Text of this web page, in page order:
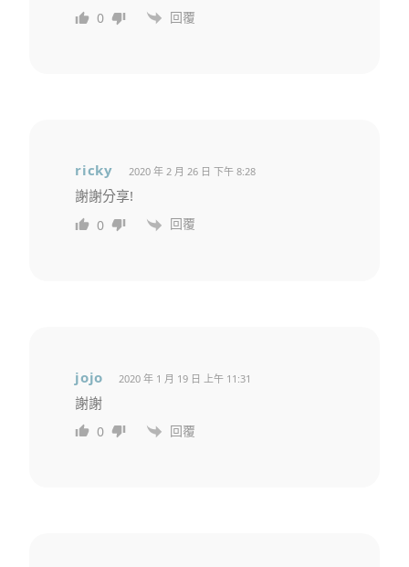
0 回覆
ricky 2020 年 2 月 26 日 下午 8:28
謝謝分享!
0 回覆
jojo 2020 年 1 月 19 日 上午 11:31
謝謝
0 回覆